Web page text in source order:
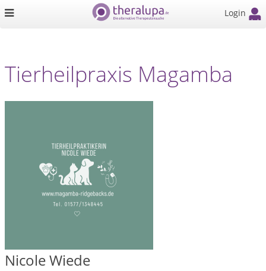
Login
Tierheilpraxis Magamba
Nicole Wiede